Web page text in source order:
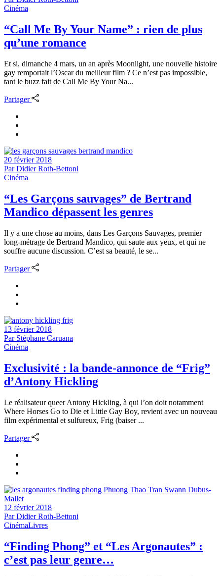
Cinéma
“Call Me By Your Name” : rien de plus
qu’une romance
Et si, dimanche 4 mars, un an après Moonlight, une nouvelle histoire
gay remportait l’Oscar du meilleur film ? Ce n’est pas impossible,
tant le buzz fait de Call Me By Your Na...
Partager
20 février 2018
ParDidier Roth-Bettoni
Cinéma
“Les Garçons sauvages” de Bertrand
Mandico dépassent les genres
Il y a une chose au moins, dans Les Garçons Sauvages, premier
long-métrage de Bertrand Mandico, qui saute aux yeux, et qui ne
souffre aucune discussion. C’est sa beauté, le se...
Partager
13 février 2018
Par Stéphane Caruana
Cinéma
Exclusivité : la bande-annonce de “Frig”
d’Antony Hickling
Le réalisateur queer Antony Hickling, à qui l’on doit notamment
Where Horses Go to Die et Little Gay Boy, revient avec un nouveau
film expérimental et sulfureux, Frig (baiser ...
Partager
12 février 2018
ParDidier Roth-Bettoni
CinémaLivres
“Finding Phong” et “Les Argonautes” :
c’est pas leur genre…